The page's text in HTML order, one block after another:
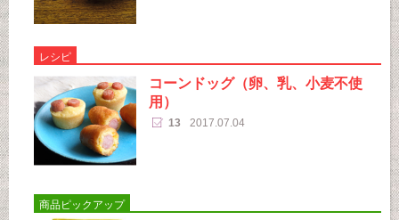
レシピ
コーンドッグ（卵、乳、小麦不使
用）
13 2017.07.04
商品ピックアップ